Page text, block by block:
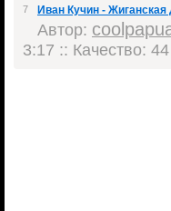
7 Иван Кучин -
Автор:
3:17 :: Качество: